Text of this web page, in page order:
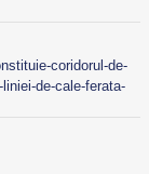
coridorul-de-
de-cale-ferata-